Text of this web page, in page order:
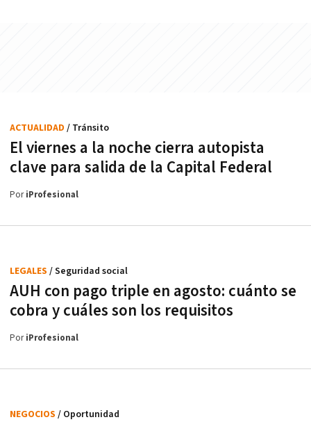
El viernes a la noche cierra autopista
clave para salida de la Capital Federal
ACTUALIDAD / Tránsito
PoriProfesional
AUH con pago triple en agosto: cuánto se
cobra y cuáles son los requisitos
LEGALES / Seguridad social
PoriProfesional
NEGOCIOS / Oportunidad